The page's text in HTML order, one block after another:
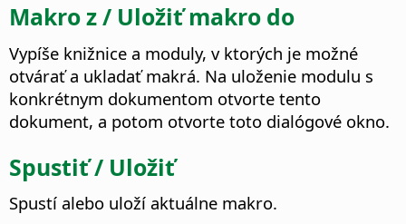
Makro z / Uložiť makro do
Vypíše knižnice a moduly, v ktorých je možné
otvárať a ukladať makrá. Na uloženie modulu s
konkrétnym dokumentom otvorte tento
dokument, a potom otvorte toto dialógové okno.
Spustiť / Uložiť
Spustí alebo uloží aktuálne makro.